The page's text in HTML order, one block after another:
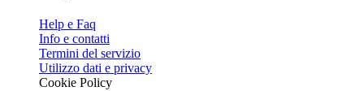
Help e Faq
Info e contatti
Termini del servizio
Utilizzo dati e privacy
Cookie Policy